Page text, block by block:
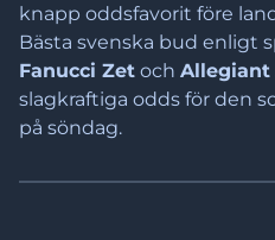
knapp oddsfavorit före
Bästa svenska bud enligt
Fanucci Zet och Allegiant
slagkraftiga odds för den
på söndag.